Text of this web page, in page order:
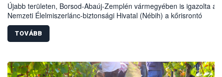
Újabb területen, Borsod-Abaúj-Zemplén vármegyében is igazolta a
Nemzeti Élelmiszerlánc-biztonsági Hivatal (Nébih) a kőrisrontó
karcsúdíszbogár (Agrilus planipennis) jelenlétét. A kártevőt nem
színcsapdában találták meg, de már fertőzött fában is
növényvédelmi szakemberek folytatják az intenzív felderítést,
megállítása érdekében.
TOVÁBB